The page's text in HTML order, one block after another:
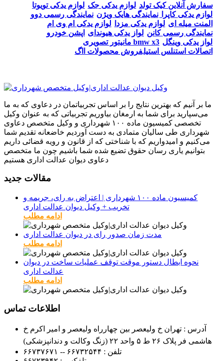
سفارش آنلاین کیک تولد لوازم یدکی جک لوازم یدکی تویوتا
لوازم یدکی کاپرا
نمایندگی هایک ویژن نمایندگی رسمی دوو
المنت میله ای لوازم یدکی مزدا
لوازم یدکی ام وی ام
نمایندگی رسمی کانن لواز یدکی هیوندای
اپشن خودرو
مانیتور تصویری bmw x3 لواز یدکی وینگل
اتصالات استنلس استیلفروش محصولات ااگ
ما بر آنیم که بهترین نتایج را بر اساس تجربیاتمان در دعاوی که به ما
می‌سپارید برای شما به ارمغان بیاوریم تجربیاتی که به عنوان وکیل
تخصصی کمیسیون ماده ۱۰۰ شهرداری و وکیل متخصص دعاوی
شهرداری طی سالیان متمادی به دست آوردیم خاضعانه تقدیم شما
می‌کنیم و امیدواریم که با شناختی که از قانون و رویه قضائی داریم
بتوانیم یاری رسان حقوق تضیع شده شما باشیم چون ما متخصص
دعاوی دیوان عدالت اداری هستیم
مقالات جدید
کمیسیون ماده ۱۰۰ شهرداری | اعتراض به رای، جریمه و
تخریب + وکیل دیوان عدالت اداری
ادامه مطلب
مدت زمان صدور رای در دیوان عدالت اداری
ادامه مطلب
نحوه ابطال دستور موقت توقف عملیات ساخت در دیوان
عدالت اداری
ادامه مطلب
اطلاعات تماس
آدرس : تهران خ ولیعصر بین چهارراه ولیعصر و امیر اکرم خ
هاشمی فر پلاک ۲۶ ط ۵ واحد ۲۲ (زنگ وکالت و دندانپزشکی)
تلفن : ۶۶۷۳۲۵۴۴ -- ۶۶۷۳۷۶۷۱